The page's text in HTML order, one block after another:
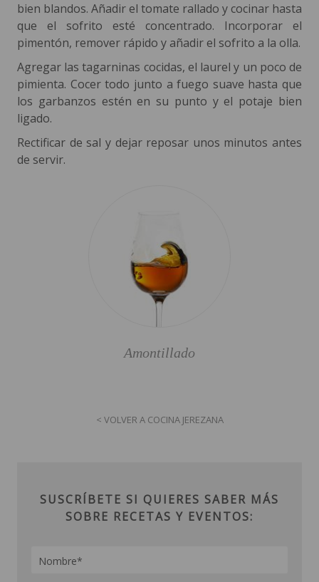
bien blandos. Añadir el tomate rallado y cocinar hasta
que el sofrito esté concentrado. Incorporar el
pimentón, remover rápido y añadir el sofrito a la olla.
Agregar las tagarninas cocidas, el laurel y un poco de
pimienta. Cocer todo junto a fuego suave hasta que
los garbanzos estén en su punto y el potaje bien
ligado.
Rectificar de sal y dejar reposar unos minutos antes
de servir.
Amontillado
< VOLVER A COCINA JEREZANA
SUSCRÍBETE SI QUIERES SABER MÁS
SOBRE RECETAS Y EVENTOS: